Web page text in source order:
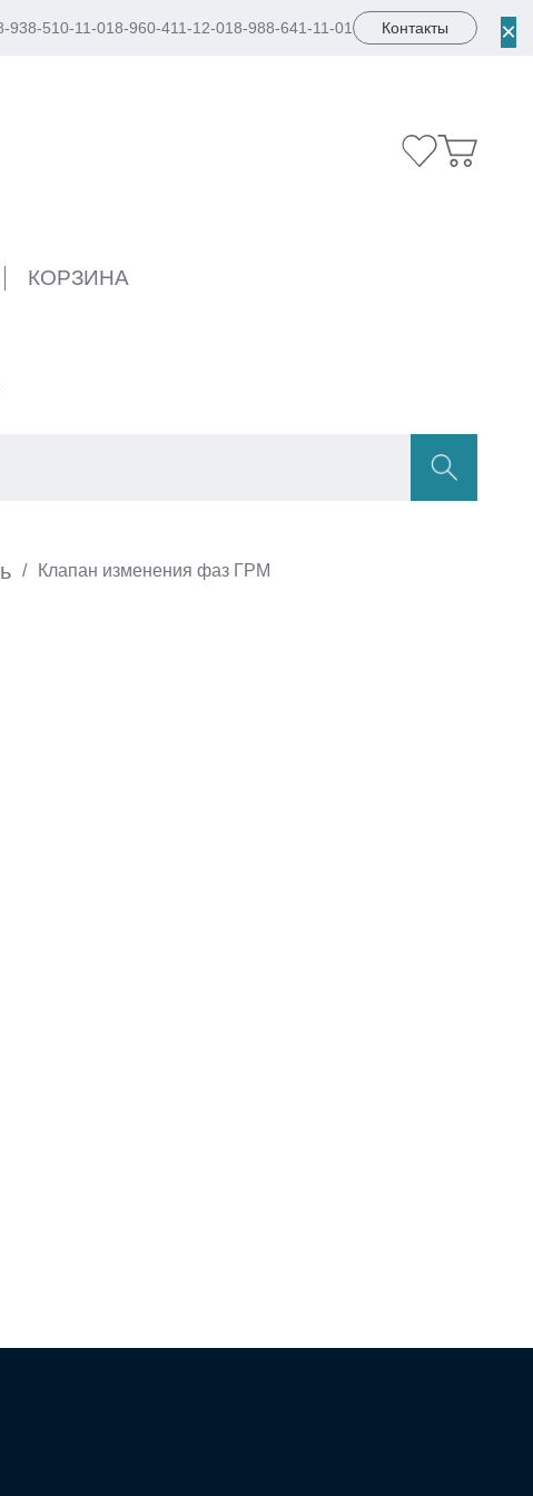
938-510-11-018-960-411-12-018-988-641-11-01 Контакты
КОРЗИНА
×
/ Клапан изменения фаз ГРМ